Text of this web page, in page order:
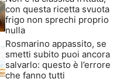
con questa ricetta svuota
frigo non sprechi proprio
nulla
Rosmarino appassito, se
smetti subito puoi ancora
salvarlo: questo è l’errore
che fanno tutti